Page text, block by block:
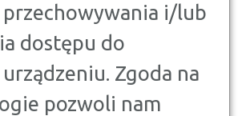
i/lub
dostępu do
Zgoda na
pozwoli nam
WYKUPIĆ
GRUPOWE W